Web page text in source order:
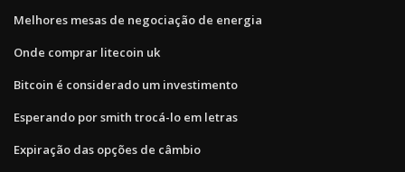
Melhores mesas de negociação de energia
Onde comprar litecoin uk
Bitcoin é considerado um investimento
Esperando por smith trocá-lo em letras
Expiração das opções de câmbio